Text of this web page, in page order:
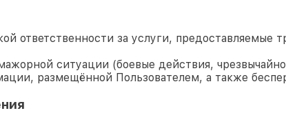
ответственности за услуги, предоставляемые
ситуации (боевые действия,
размещённой Пользователем, а также